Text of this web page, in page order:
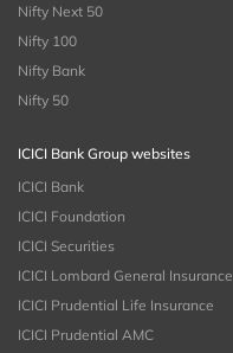
Nifty Next 50
Nifty 100
Nifty Bank
Nifty 50
ICICI Bank Group websites
ICICI Bank
ICICI Foundation
ICICI Securities
ICICI Lombard General Insurance
ICICI Prudential Life Insurance
ICICI Prudential AMC